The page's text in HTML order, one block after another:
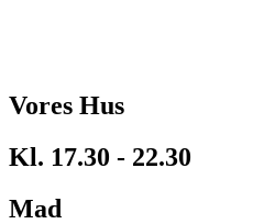
Vores Hus
Kl. 17.30 - 22.30
Mad